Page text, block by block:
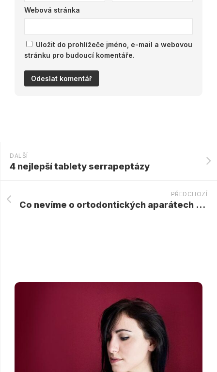
Webová stránka
Uložit do prohlížeče jméno, e-mail a webovou
stránku pro budoucí komentáře.
DALŠÍ
4 nejlepší tablety serrapeptázy
PŘEDCHOZÍ
Co nevíme o ortodontických aparátech umístěných na lingvální straně?